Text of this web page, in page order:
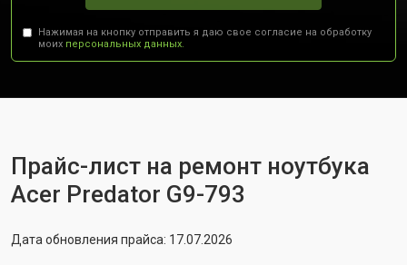
Нажимая на кнопку отправить я даю свое согласие на обработку
моих персональных данных.
Прайс-лист на ремонт ноутбука
Acer Predator G9-793
Дата обновления прайса: 17.07.2026